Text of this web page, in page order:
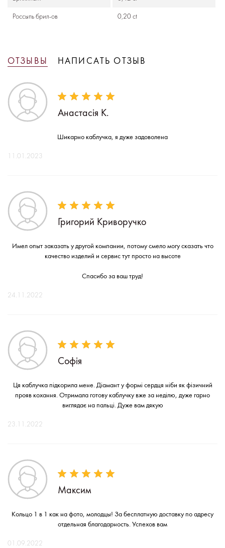
Россыпь брил-ов 0,20 ct
ОТЗЫВЫ НАПИСАТЬ ОТЗЫВ
Анастасія К.
Шикарно каблучка, я дуже задоволена
11.01.2023
Григорий Криворучко
Имел опыт заказать у другой компании, потому смело могу сказать что
качество изделий и сервис тут просто на высоте
Спасибо за ваш труд!
24.11.2022
Софія
Ця каблучка підкорила мене. Діамант у формі сердця ніби як фізичний
прояв кохання. Отримала готову каблучку вже за неділю, дуже гарно
виглядає на пальці. Дуже вам дякую
23.11.2022
Максим
Кольцо 1 в 1 как на фото, молодцы! За бесплатную доставку по адресу
отдельная благодарность. Успехов вам
01.09.2022